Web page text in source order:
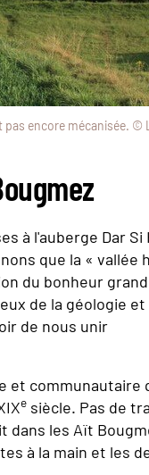
pas encore mécanisée. ©
à l'auberge Dar Si
que la « vallée
du bonheur
de la géologie
de nous unir
et communautaire
e siècle. Pas de
les Aït
à la main et les